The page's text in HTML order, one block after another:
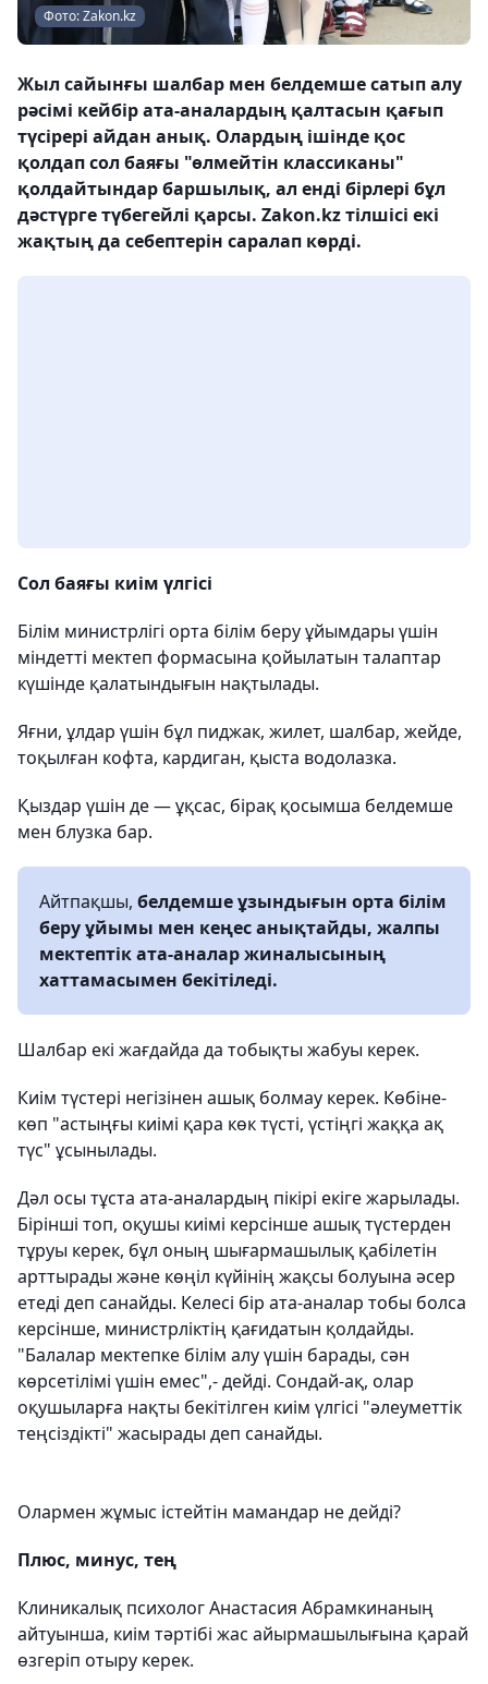
Фото: Zakon.kz
Жыл сайынғы шалбар мен белдемше сатып алу
рәсімі кейбір ата-аналардың қалтасын қағып
түсірері айдан анық. Олардың ішінде қос
қолдап сол баяғы "өлмейтін классиканы"
қолдайтындар баршылық, ал енді бірлері бұл
дәстүрге түбегейлі қарсы. Zakon.kz тілшісі екі
жақтың да себептерін саралап көрді.
Сол баяғы киім үлгісі
Білім министрлігі орта білім беру ұйымдары үшін
міндетті мектеп формасына қойылатын талаптар
күшінде қалатындығын нақтылады.
Яғни, ұлдар үшін бұл пиджак, жилет, шалбар, жейде,
тоқылған кофта, кардиган, қыста водолазка.
Қыздар үшін де — ұқсас, бірақ қосымша белдемше
мен блузка бар.
Айтпақшы, белдемше ұзындығын орта білім
беру ұйымы мен кеңес анықтайды, жалпы
мектептік ата-аналар жиналысының
хаттамасымен бекітіледі.
Шалбар екі жағдайда да тобықты жабуы керек.
Киім түстері негізінен ашық болмау керек. Көбіне-
көп "астыңғы киімі қара көк түсті, үстіңгі жаққа ақ
түс" ұсынылады.
Дәл осы тұста ата-аналардың пікірі екіге жарылады.
Бірінші топ, оқушы киімі керсінше ашық түстерден
тұруы керек, бұл оның шығармашылық қабілетін
арттырады және көңіл күйінің жақсы болуына әсер
етеді деп санайды. Келесі бір ата-аналар тобы болса
керсінше, министрліктің қағидатын қолдайды.
"Балалар мектепке білім алу үшін барады, сән
көрсетілімі үшін емес",- дейді. Сондай-ақ, олар
оқушыларға нақты бекітілген киім үлгісі "әлеуметтік
теңсіздікті" жасырады деп санайды.
Олармен жұмыс істейтін мамандар не дейді?
Плюс, минус, тең
Клиникалық психолог Анастасия Абрамкинаның
айтуынша, киім тәртібі жас айырмашылығына қарай
өзгеріп отыру керек.